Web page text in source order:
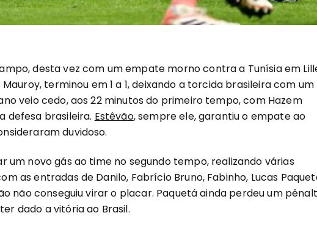
desta vez com um empate morno contra a Tunísia em
terminou em 1 a 1, deixando a torcida brasileira com um
veio cedo, aos 22 minutos do primeiro tempo, com Hazem
defesa brasileira. Estêvão, sempre ele, garantiu o empate ao
duvidoso.
novo gás ao time no segundo tempo, realizando várias
as entradas de Danilo, Fabrício Bruno, Fabinho, Lucas
não conseguiu virar o placar. Paquetá ainda perdeu um
dado a vitória ao Brasil.